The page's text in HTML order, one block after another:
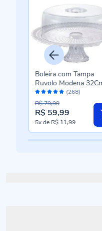
Avaliação:
98%
(268)
Boleira com Tampa
Ruvolo Modena
Vidro Transparente
Preço
especial
R$ 59,99
R$ 79,99
5xde R$ 11,99